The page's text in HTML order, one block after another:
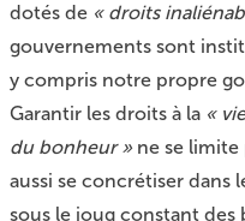
dotés de « droits
gouvernements sont
y compris notre propre
Garantir les droits à la «
du bonheur »ne se limite
aussi se concrétiser dans
sous le joug constant des